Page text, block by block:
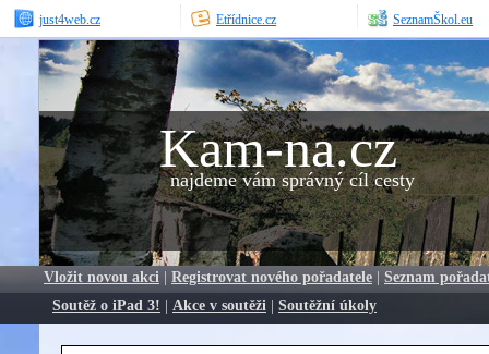
just4web.cz Etřídnice.cz SeznamŠkol.eu
Kam-na.cz
najdeme vám správný cíl cesty
Vložit novou akci | Registrovat nového pořadatele | Seznam
Soutěž o iPad 3! | Akce v soutěži | Soutěžní úkoly